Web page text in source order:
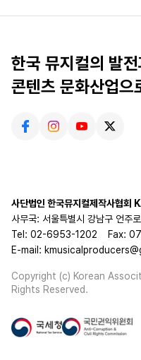
한국 뮤지컬의 발
콘텐츠 문화산업으
사단법인 한국뮤지컬제작사협회
사무국: 서울특별시 강남구 언주
Tel: 02-6953-1202
Fax:
E-mail:
Copyright (c) Korean
Rights Reserved.